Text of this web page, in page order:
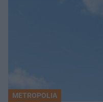
METROPOLIA